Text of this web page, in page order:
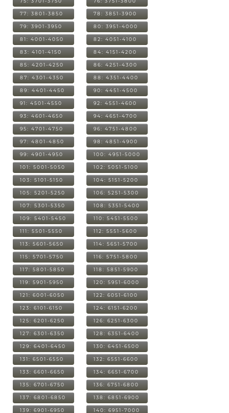
77: 3801-3850 78: 3851-3900
79: 3901-3950 80: 3951-4000
81: 4001-4050 82: 4051-4100
83: 4101-4150 84: 4151-4200
85: 4201-4250 86: 4251-4300
87: 4301-4350 88: 4351-4400
89: 4401-4450 90: 4451-4500
91: 4501-4550 92: 4551-4600
93: 4601-4650 94: 4651-4700
95: 4701-4750 96: 4751-4800
97: 4801-4850 98: 4851-4900
99: 4901-4950 100: 4951-5000
101: 5001-5050 102: 5051-5100
103: 5101-5150 104: 5151-5200
105: 5201-5250 106: 5251-5300
107: 5301-5350 108: 5351-5400
109: 5401-5450 110: 5451-5500
111: 5501-5550 112: 5551-5600
113: 5601-5650 114: 5651-5700
115: 5701-5750 116: 5751-5800
117: 5801-5850 118: 5851-5900
119: 5901-5950 120: 5951-6000
121: 6001-6050 122: 6051-6100
123: 6101-6150 124: 6151-6200
125: 6201-6250 126: 6251-6300
127: 6301-6350 128: 6351-6400
129: 6401-6450 130: 6451-6500
131: 6501-6550 132: 6551-6600
133: 6601-6650 134: 6651-6700
135: 6701-6750 136: 6751-6800
137: 6801-6850 138: 6851-6900
139: 6901-6950 140: 6951-7000